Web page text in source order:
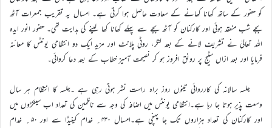
کو حضور کے ساتھ کھانا کھانے کے سعادت حاصل ہوا کرتی ہے۔ امسال یہ تقریب جمعرات آٹھ
بجے شب منعقد ہوئی اور کارکنان کو آٹھ بجے سے پہلے کھانا کھا لینے کی ہدایت تھی۔ حضور انور ایدہ
اللہ تعالیٰ نے تشریف لانے کے بعد لنگر، روٹی پلانٹ اور مزید ایک دو انتظامی یونٹس کا معائنہ
فرمایا اور بعد ازاں سٹیج پر رونق افروز ہو کر نصیحت آمیز خطاب کے بعد دعا کروائی۔
جلسہ سالانہ کی کارروائی تینوں روز براہ راست نشر ہوتی رہی ہے ۔جلسہ کا انتظام ہر سال
وسعت پذیر ہوتا جا رہا ہے۔انتظامی یونٹس میں اضافہ کی وجہ سے ناظمین کی تعداد اب سینکڑوں میں
اور کارکنان کی تعداد ہزاروں تک جا پہنچی ہے۔امسال ۴۳۰؍ خدام کینیڈا سے اور ۵۰؍ خدام